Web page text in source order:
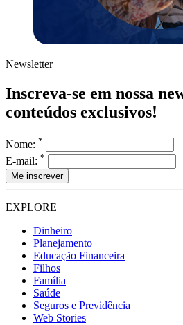
Newsletter
Inscreva-se em nossa
conteúdos exclusivos!
Nome: *
E-mail: *
EXPLORE
Dinheiro
Planejamento
Educação Financeira
Filhos
Família
Saúde
Seguros e Previdência
Web Stories